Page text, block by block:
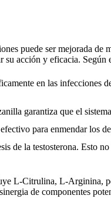
puede ser mejorada
su acción y eficacia.
en las infecciones
garantiza que el
para enmendar
de la testosterona. Esto
L-Citrulina, L-Arginina,
de componentes